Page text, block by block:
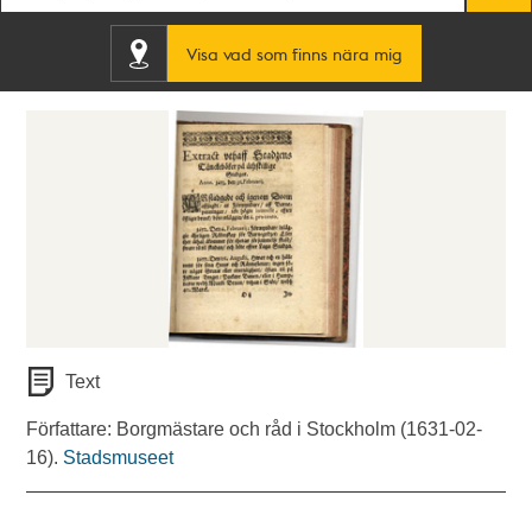
Visa vad som finns nära mig
Text
Författare: Borgmästare och råd i Stockholm (1631-02-
16). Stadsmuseet